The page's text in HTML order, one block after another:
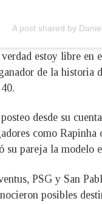
A post shared by
estoy libre
de la historia
desde su
como
pareja la modelo
PSG y San
posibles